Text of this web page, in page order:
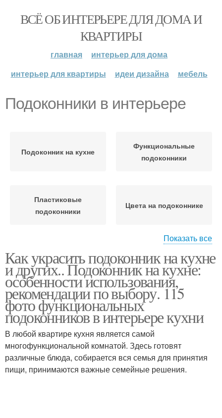
ВСЁ ОБ ИНТЕРЬЕРЕ ДЛЯ ДОМА И
КВАРТИРЫ
главная
интерьер для дома
интерьер для квартиры
идеи дизайна мебель
Подоконники в интерьере
Подоконник на кухне
Функциональные
подоконники
Пластиковые
подоконники
Цвета на подоконнике
подоконнике
подоконнике
Подоконник с мастер-
классами
Подоконник к
праздникам
Нарядный подоконник
Подоконник к новому
году
Показать все
Как украсить подоконник на кухне
и других.. Подоконник на кухне:
особенности использования,
рекомендации по выбору. 115
фото функциональных
подоконников в интерьере кухни
В любой квартире кухня является самой
многофункциональной комнатой. Здесь готовят
различные блюда, собирается вся семья для принятия
пищи, принимаются важные семейные решения.